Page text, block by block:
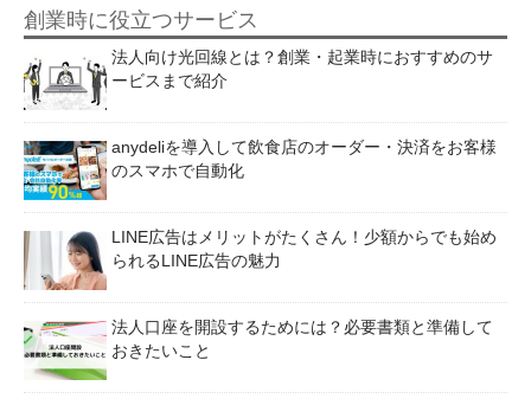
創業時に役立つサービス
法人向け光回線とは？創業・起業時におすすめのサ
ービスまで紹介
anydeliを導入して飲食店のオーダー・決済をお客様
のスマホで自動化
LINE広告はメリットがたくさん！少額からでも始め
られるLINE広告の魅力
法人口座を開設するためには？必要書類と準備して
おきたいこと